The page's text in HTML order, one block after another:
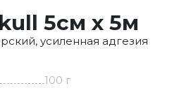
5см x 5м
усиленная адгезия
100 г